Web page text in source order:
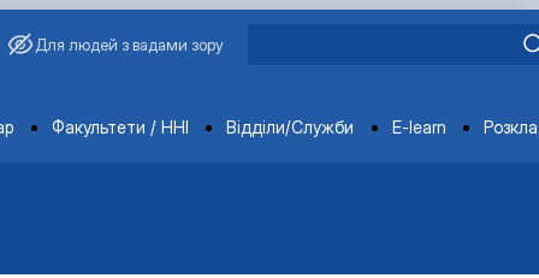
Для людей з вадами зору
Факультети / ННІ Відділи/Служби E-learn